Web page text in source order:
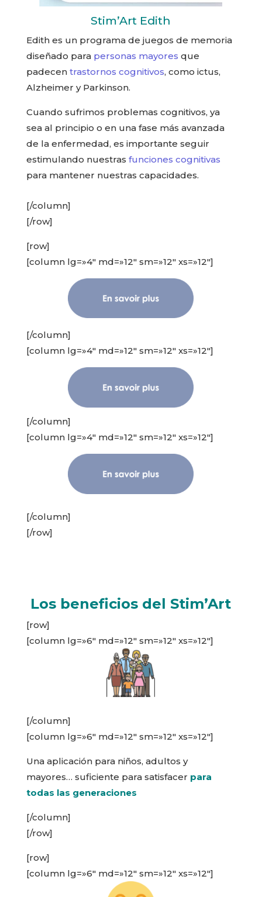
Stim’Art Edith
Edith es un programa de juegos de memoria
diseñado para personas mayores que
padecen trastornos cognitivos, como ictus,
Alzheimer y Parkinson.
Cuando sufrimos problemas cognitivos, ya
sea al principio o en una fase más avanzada
de la enfermedad, es importante seguir
estimulando nuestras funciones cognitivas
para mantener nuestras capacidades.
[/column]
[/row]
[row]
[column lg=»4″ md=»12″ sm=»12″ xs=»12″]
[/column]
[column lg=»4″ md=»12″ sm=»12″ xs=»12″]
[/column]
[column lg=»4″ md=»12″ sm=»12″ xs=»12″]
[/column]
[/row]
Los beneficios del Stim’Art
[row]
[column lg=»6″ md=»12″ sm=»12″ xs=»12″]
[/column]
[column lg=»6″ md=»12″ sm=»12″ xs=»12″]
Una aplicación para niños, adultos y
mayores… suficiente para satisfacer para
todas las generaciones
[/column]
[/row]
[row]
[column lg=»6″ md=»12″ sm=»12″ xs=»12″]